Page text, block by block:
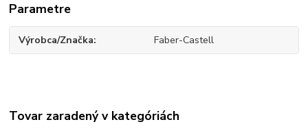
Parametre
Výrobca/Značka Faber-Castell
Tovar zaradený v kategóriách